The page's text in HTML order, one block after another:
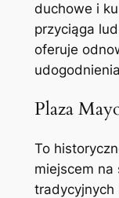
duchowe i
przyciąga
oferuje
Plaza
To
miejscem na
tradycyjnych